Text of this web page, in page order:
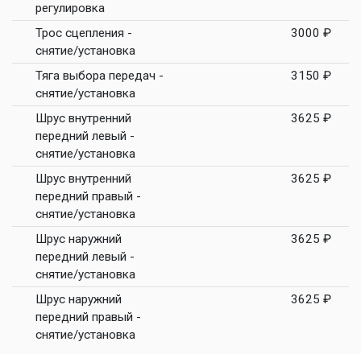
регулировка
Трос сцепления -
снятие/установка
3000 ₽
Тяга выбора передач -
снятие/установка
3150 ₽
Шрус внутренний
передний левый -
снятие/установка
3625 ₽
Шрус внутренний
передний правый -
снятие/установка
3625 ₽
Шрус наружний
передний левый -
снятие/установка
3625 ₽
Шрус наружний
передний правый -
снятие/установка
3625 ₽